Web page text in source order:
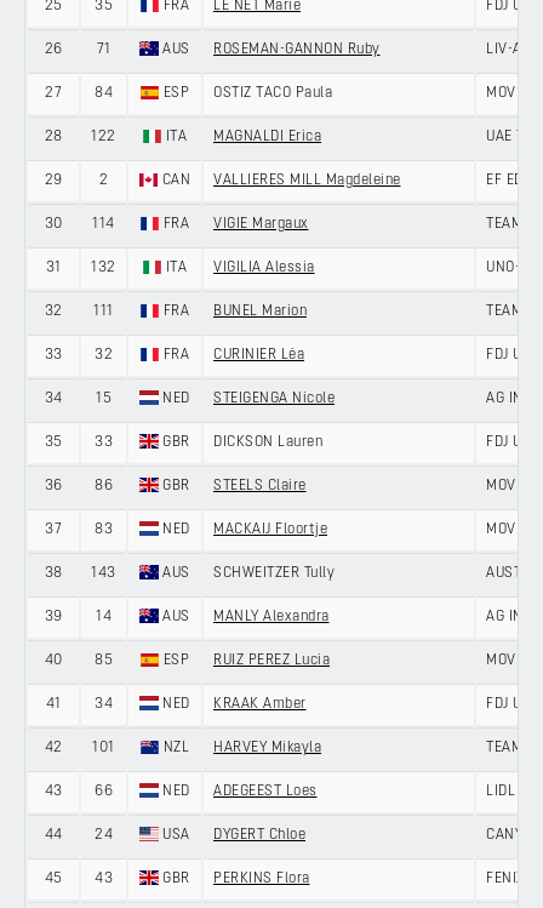
25 35 FRA LE NET Marie FDJ
26 71 AUS ROSEMAN-GANNON Ruby LIV-
27 84 ESP OSTIZ TACO Paula
28 122 ITA MAGNALDI Erica UAE
29 2 CAN VALLIERES MILL Magdeleine EF
30 114 FRA VIGIE Margaux TEAM
31 132 ITA VIGILIA Alessia UNO-X
32 111 FRA BUNEL Marion TEAM
33 32 FRA CURINIER Léa FDJ
34 15 NED STEIGENGA Nicole AG
35 33 GBR DICKSON Lauren FDJ
36 86 GBR STEELS Claire
37 83 NED MACKAIJ Floortje
38 143 AUS SCHWEITZER Tully
39 14 AUS MANLY Alexandra AG
40 85 ESP RUIZ PEREZ Lucia
41 34 NED KRAAK Amber FDJ
42 101 NZL HARVEY Mikayla TEAM
43 66 NED ADEGEEST Loes LIDL -
44 24 USA DYGERT Chloe
45 43 GBR PERKINS Flora FENIX-